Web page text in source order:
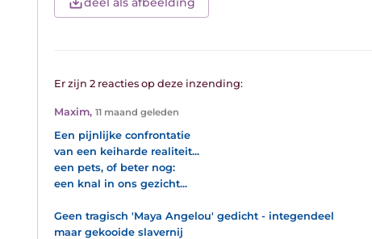
Er zijn 2 reacties op deze inzending:
Maxim, 11 maand geleden
Een pijnlijke confrontatie
van een keiharde realiteit...
een pets, of beter nog:
een knal in ons gezicht...
Geen tragisch 'Maya Angelou' gedicht - integendeel
maar gekooide slavernij